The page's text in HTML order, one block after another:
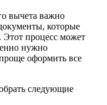
вычета важно
которые
Этот процесс может
нужно
оформить все
следующие